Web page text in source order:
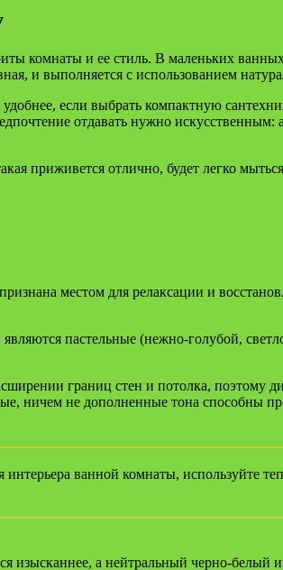
комнаты и ее стиль. В маленьких
и выполняется с использованием
если выбрать компактную
отдавать нужно искусственным:
приживется отлично, будет легко
местом для релаксации и
пастельные (нежно-голубой,
границ стен и потолка,
ничем не дополненные тона способны
ванной комнаты, используйте
изысканнее, а нейтральный черно-